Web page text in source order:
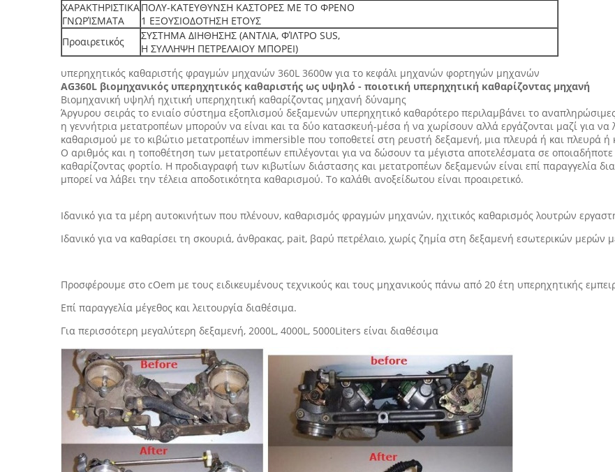
ΧΑΡΑΚΤΗΡΙΣΤΙΚΑ
ΓΝΩΡΊΣΜΑΤΑ
ΠΟΛΥ-ΚΑΤΕΥΘΥΝΣΗ ΚΑΣΤΟΡΕΣ ΜΕ ΤΟ ΦΡΕΝΟ
1 ΕΞΟΥΣΙΟΔΟΤΗΣΗ ΕΤΟΥΣ
Προαιρετικός
ΣΥΣΤΗΜΑ ΔΙΗΘΗΣΗΣ (ΑΝΤΛΙΑ, ΦΊΛΤΡΟ SUS,
Η ΣΥΛΛΗΨΗ ΠΕΤΡΕΛΑΙΟΥ ΜΠΟΡΕΙ)
υπερηχητικός καθαριστής φραγμών μηχανών 360L 3600w για το κεφάλι μηχανών φορτηγών μηχανών
AG360L βιομηχανικός υπερηχητικός καθαριστής ως υψηλό - ποιοτική υπερηχητική καθαρίζοντας μηχανή
Βιομηχανική υψηλή ηχιτική υπερηχητική καθαρίζοντας μηχανή δύναμης
Άργυρου σειράς το ενιαίο σύστημα εξοπλισμού δεξαμενών υπερηχητικό καθαρότερο περιλαμβάνει το
η γεννήτρια μετατροπέων μπορούν να είναι και τα δύο κατασκευή-μέσα ή να χωρίσουν αλλά εργάζονται μαζί για να
καθαρισμού με το κιβώτιο μετατροπέων immersible που τοποθετεί στη ρευστή δεξαμενή, μια πλευρά ή και πλευρά
Ο αριθμός και η τοποθέτηση των μετατροπέων επιλέγονται για να δώσουν τα μέγιστα αποτελέσματα σε
καθαρίζοντας φορτίο. Η προδιαγραφή των κιβωτίων διάστασης και μετατροπέων δεξαμενών είναι επί παραγγελία
μπορεί να λάβει την τέλεια αποδοτικότητα καθαρισμού. Το καλάθι ανοξείδωτου είναι προαιρετικό.
Ιδανικό για τα μέρη αυτοκινήτων που πλένουν, καθαρισμός φραγμών μηχανών, ηχιτικός καθαρισμός λουτρών
Ιδανικό για να καθαρίσει τη σκουριά, άνθρακας, pait, βαρύ πετρέλαιο, χωρίς ζημία στη δεξαμενή εσωτερικών μερών
Προσφέρουμε στο cOem με τους ειδικευμένους τεχνικούς και τους μηχανικούς πάνω από 20 έτη υπερηχητικής
Επί παραγγελία μέγεθος και λειτουργία διαθέσιμα.
Για περισσότερη μεγαλύτερη δεξαμενή, 2000L, 4000L, 5000Liters είναι διαθέσιμα